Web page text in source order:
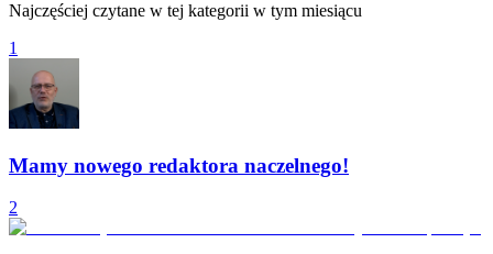
Najczęściej czytane w tej kategorii w tym miesiącu
1
Mamy nowego redaktora naczelnego!
2